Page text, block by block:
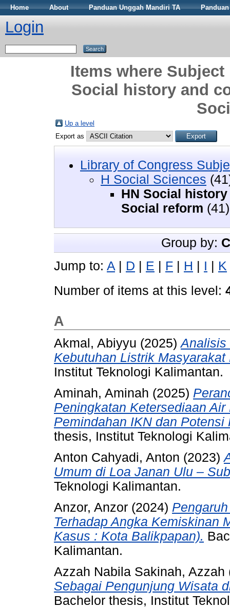
Home About Panduan Unggah Mandiri TA
Login
Items where
Social history and
Up a level
Export as
Library of Congress
H Social Sciences
HN Social
Social reform (41)
Group by:
Jump to: A | D | E | F | H | I | K
Number of items at this level:
A
Akmal, Abiyyu (2025)Analisis
Kebutuhan Listrik
Institut Teknologi Kalimantan.
Aminah, Aminah (2025)
Peningkatan Ketersediaan
Pemindahan IKN dan Potensi
thesis, Institut Teknologi
Anton Cahyadi, Anton (2023)
Umum di Loa Janan Ulu –
Teknologi Kalimantan.
Anzor, Anzor (2024)
Terhadap Angka Kemiskinan
Kasus : Kota Balikpapan).
Kalimantan.
Azzah Nabila Sakinah, Azzah
Sebagai Pengunjung Wisata
Bachelor thesis, Institut